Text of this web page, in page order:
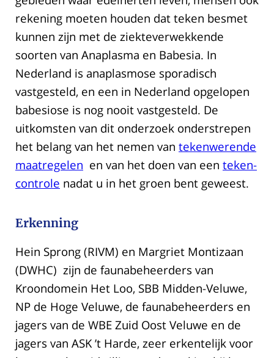
rekening moeten houden dat teken besmet
kunnen zijn met de ziekteverwekkende
soorten van Anaplasma en Babesia. In
Nederland is anaplasmose sporadisch
vastgesteld, en een in Nederland opgelopen
babesiose is nog nooit vastgesteld. De
uitkomsten van dit onderzoek onderstrepen
het belang van het nemen van tekenwerende
maatregelen en van het doen van een teken-
controle nadat u in het groen bent geweest.
Erkenning
Hein Sprong (RIVM) en Margriet Montizaan
(DWHC) zijn de faunabeheerders van
Kroondomein Het Loo, SBB Midden-Veluwe,
NP de Hoge Veluwe, de faunabeheerders en
jagers van de WBE Zuid Oost Veluwe en de
jagers van ASK ’t Harde, zeer erkentelijk voor